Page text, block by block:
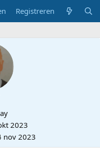
Registreren
2023
nov 2023